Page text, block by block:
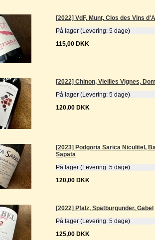
[2022] VdF, Munt, Clos des Vins
På lager (Levering: 5 dage)
115,00 DKK
[2022] Chinon, Vieilles Vignes,
På lager (Levering: 5 dage)
120,00 DKK
[2023] Podgoria Sarica Niculitel,
Sapata
På lager (Levering: 5 dage)
120,00 DKK
[2022] Pfalz, Spätburgunder, Gabel
På lager (Levering: 5 dage)
125,00 DKK